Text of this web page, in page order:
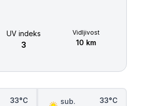
UV indeks
3
Vidljivost
10 km
33°C
sub.
33°C